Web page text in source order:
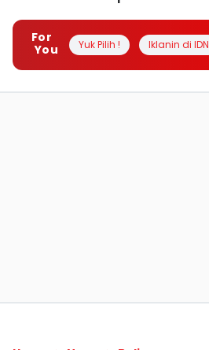
For
You
Yuk Pilih ! Iklanin di IDN